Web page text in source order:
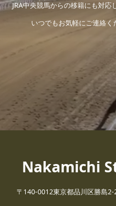
JRA中央競馬からの移籍にも対応
いつでもお気軽にご連絡く
Nakamichi
〒140-0012東京都品川区勝島